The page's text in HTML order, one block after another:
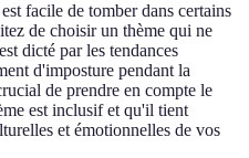
facile de tomber dans certains
de choisir un thème qui ne
dicté par les tendances
d'imposture pendant la
de prendre en compte le
est inclusif et qu'il tient
et émotionnelles de vos